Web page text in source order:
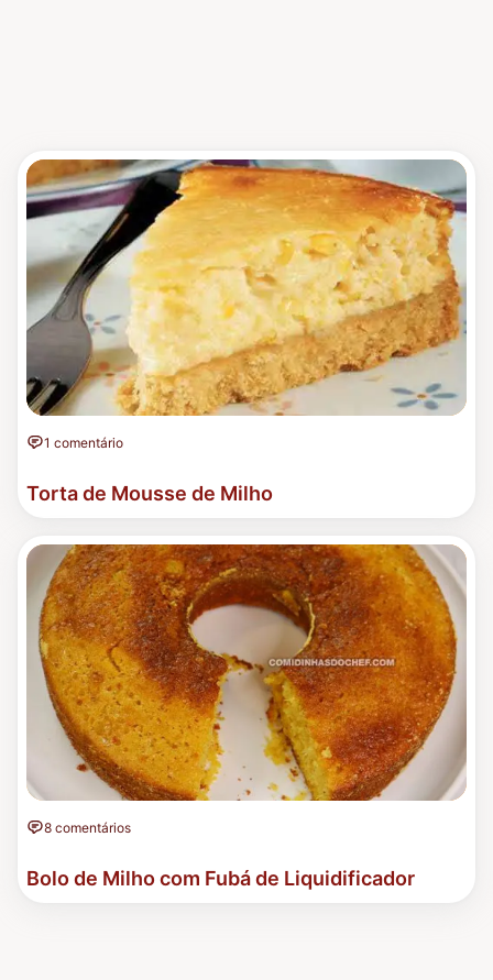
1 comentário
Torta de Mousse de Milho
8 comentários
Bolo de Milho com Fubá de Liquidificador